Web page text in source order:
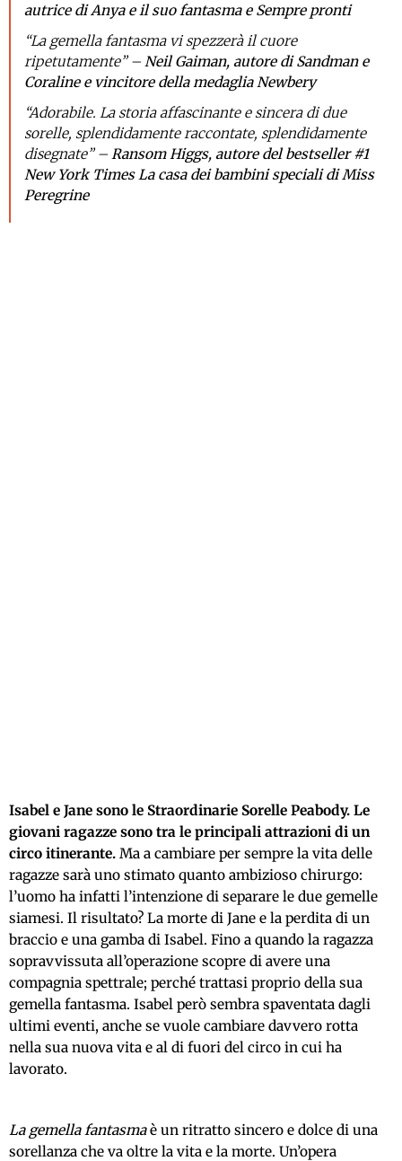
autrice di Anya e il suo fantasma e Sempre pronti
“La gemella fantasma vi spezzerà il cuore
ripetutamente” –Neil Gaiman, autore di Sandman e
Coraline e vincitore della medaglia Newbery
“Adorabile. La storia affascinante e sincera di due
sorelle, splendidamente raccontate, splendidamente
disegnate” –Ransom Higgs, autore del bestseller #1
New York Times La casa dei bambini speciali di Miss
Peregrine
Isabel e Jane sono le Straordinarie Sorelle Peabody. Le
giovani ragazze sono tra le principali attrazioni di un
circo itinerante. Ma a cambiare per sempre la vita delle
ragazze sarà uno stimato quanto ambizioso chirurgo:
l’uomo ha infatti l’intenzione di separare le due gemelle
siamesi. Il risultato? La morte di Jane e la perdita di un
braccio e una gamba di Isabel. Fino a quando la ragazza
sopravvissuta all’operazione scopre di avere una
compagnia spettrale; perché trattasi proprio della sua
gemella fantasma. Isabel però sembra spaventata dagli
ultimi eventi, anche se vuole cambiare davvero rotta
nella sua nuova vita e al di fuori del circo in cui ha
lavorato.
La gemella fantasmaè un ritratto sincero e dolce di una
sorellanza che va oltre la vita e la morte. Un’opera